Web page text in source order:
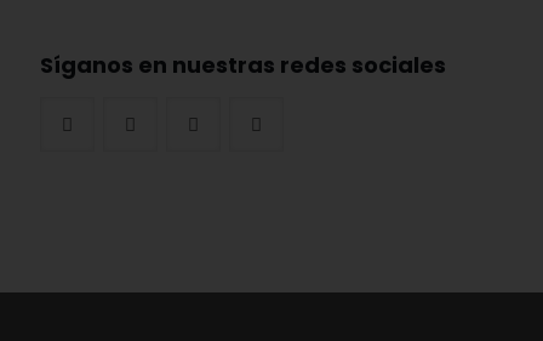
Síganos en nuestras redes sociales